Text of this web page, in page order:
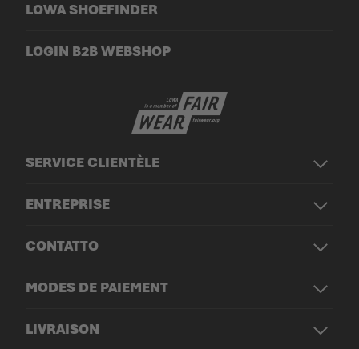
SERVICE CLIENTÈLE
ENTREPRISE
CONTATTO
MODES DE PAIEMENT
LIVRAISON
LOWA SHOEFINDER
LOGIN B2B WEBSHOP